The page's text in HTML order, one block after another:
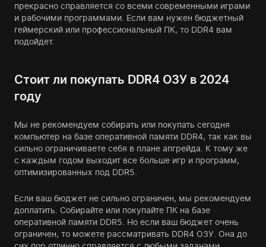
прекрасно справляется со всеми современными играми
и рабочими программами. Если вам нужен бюджетный
геймерский или профессиональный ПК, то DDR4 вам
подойдет.
Стоит ли покупать DDR4 ОЗУ в 2024
году
Мы не рекомендуем собирать или покупать сегодня
компьютер на базе оперативной памяти DDR4, так как вы
сильно ограничиваете себя в плане апгрейда. К тому же
с каждым годом выходит все больше игр и программ,
оптимизированных под DDR5.
Если ваш бюджет не сильно ограничен, мы рекомендуем
доплатить. Собирайте или покупайте ПК на базе
оперативной памяти DDR5. Но если ваш бюджет очень
ограничен, то можете рассматривать DDR4 ОЗУ. Она до